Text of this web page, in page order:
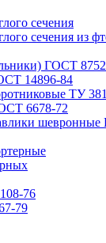
сечения
сечения из
ГОСТ
14896-84
ТУ
6678-72
76
79